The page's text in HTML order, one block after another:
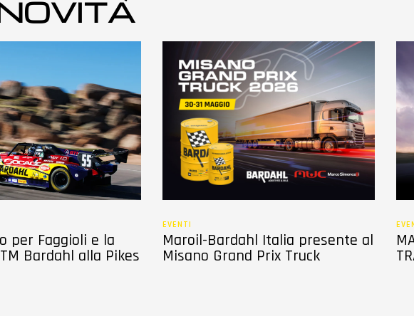
per Faggioli e la
Bardahl alla Pikes
EVENTI
Maroil-Bardahl Italia presente al
Misano Grand Prix Truck